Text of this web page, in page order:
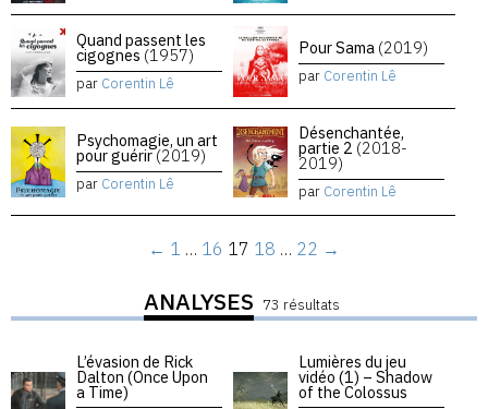
Quand passent les
cigognes (1957)
par Corentin Lê
Pour Sama (2019)
par Corentin Lê
Psychomagie, un art
pour guérir(2019)
par Corentin Lê
Désenchantée,
partie 2 (2018-
2019)
par Corentin Lê
← 1 … 16 17 18 … 22 →
ANALYSES 73 résultats
L’évasion de Rick
Dalton (Once Upon
a Time)
Lumières du jeu
vidéo (1) – Shadow
of the Colossus